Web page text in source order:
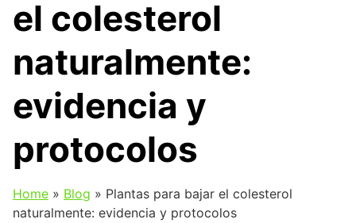
el colesterol
naturalmente:
evidencia y
protocolos
Home » Blog » Plantas para bajar el colesterol
naturalmente: evidencia y protocolos